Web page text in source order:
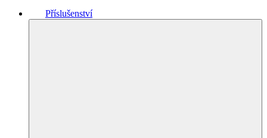
Příslušenství